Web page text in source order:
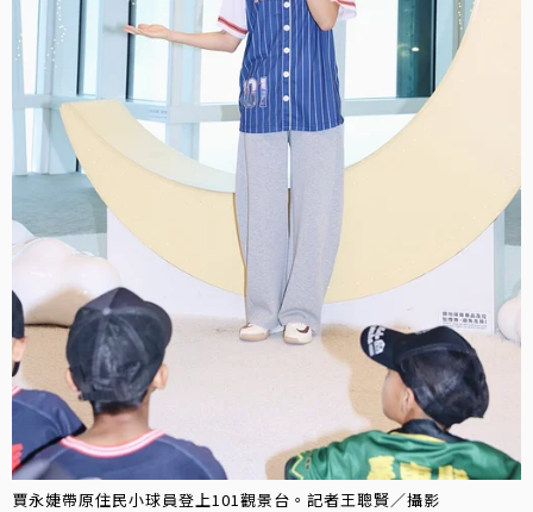
賈永婕帶原住民小球員登上101觀景台。記者王聰賢／攝影